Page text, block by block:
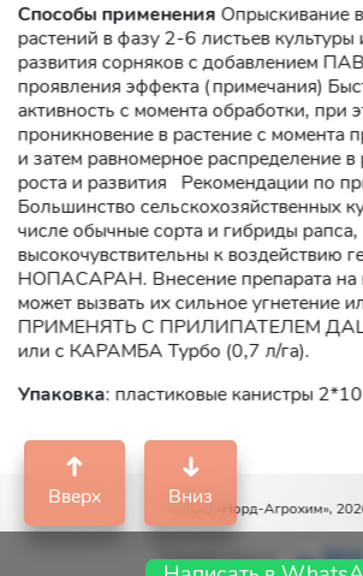
Вверх Вниз
Способы применения Опрыскивание
растений в фазу 2-6 листьев
развития сорняков с добавлением
проявления эффекта (примечания)
активность с момента обработки, при
проникновение в растение с момента
и затем равномерное распределение
роста и развития Рекомендации по
Большинство сельскохозяйственных
числе обычные сорта и гибриды рапса,
высокочувствительны к воздействию
НОПАСАРАН. Внесение препарата на
может вызвать их сильное угнетение
ПРИМЕНЯТЬ С ПРИЛИПАТЕЛЕМ ДАШ
или с КАРАМБА Турбо (0,7 л/га).
Упаковка: пластиковые канистры
© ТОО «Норд-Агрохим»,
Разработано в